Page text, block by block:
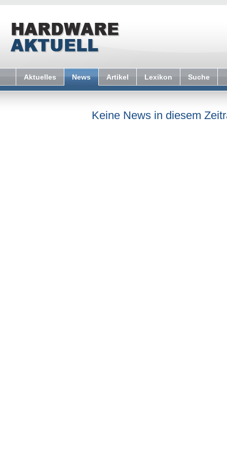
Aktuelles News Artikel Lexikon Suche
Keine News in diesem